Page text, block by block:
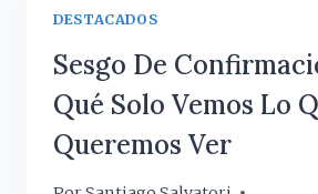
DESTACADOS
Sesgo De
Qué Solo Vemos Lo
Queremos Ver